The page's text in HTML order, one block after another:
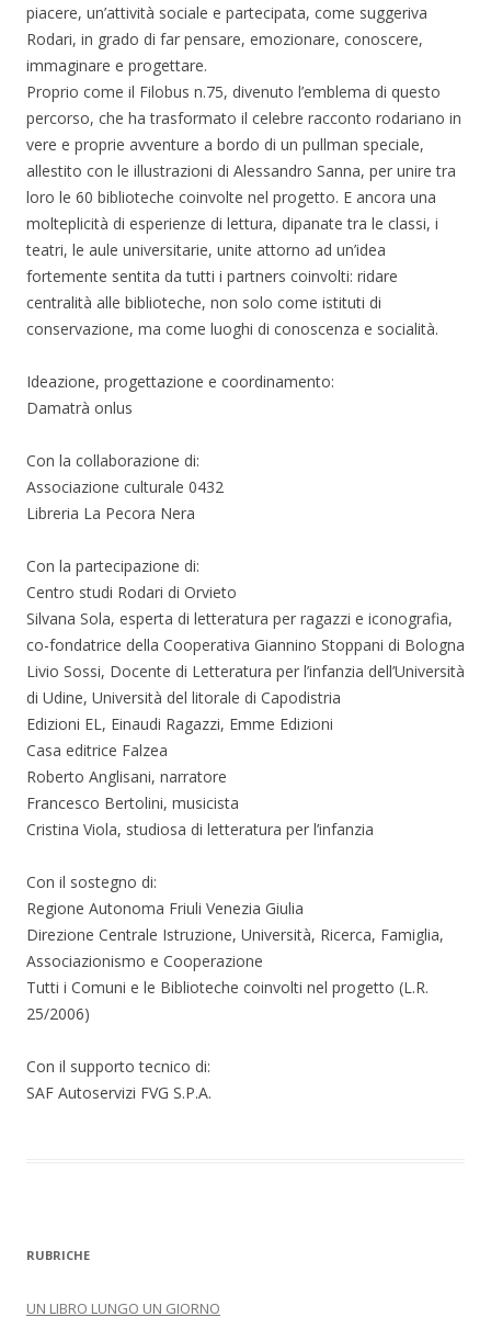
piacere, un’attività sociale e partecipata, come suggeriva
Rodari, in grado di far pensare, emozionare, conoscere,
immaginare e progettare.
Proprio come il Filobus n.75, divenuto l’emblema di questo
percorso, che ha trasformato il celebre racconto rodariano in
vere e proprie avventure a bordo di un pullman speciale,
allestito con le illustrazioni di Alessandro Sanna, per unire tra
loro le 60 biblioteche coinvolte nel progetto. E ancora una
molteplicità di esperienze di lettura, dipanate tra le classi, i
teatri, le aule universitarie, unite attorno ad un’idea
fortemente sentita da tutti i partners coinvolti: ridare
centralità alle biblioteche, non solo come istituti di
conservazione, ma come luoghi di conoscenza e socialità.
Ideazione, progettazione e coordinamento:
Damatrà onlus
Con la collaborazione di:
Associazione culturale 0432
Libreria La Pecora Nera
Con la partecipazione di:
Centro studi Rodari di Orvieto
Silvana Sola, esperta di letteratura per ragazzi e iconografia,
co-fondatrice della Cooperativa Giannino Stoppani di Bologna
Livio Sossi, Docente di Letteratura per l’infanzia dell’Università
di Udine, Università del litorale di Capodistria
Edizioni EL, Einaudi Ragazzi, Emme Edizioni
Casa editrice Falzea
Roberto Anglisani, narratore
Francesco Bertolini, musicista
Cristina Viola, studiosa di letteratura per l’infanzia
Con il sostegno di:
Regione Autonoma Friuli Venezia Giulia
Direzione Centrale Istruzione, Università, Ricerca, Famiglia,
Associazionismo e Cooperazione
Tutti i Comuni e le Biblioteche coinvolti nel progetto (L.R.
25/2006)
Con il supporto tecnico di:
SAF Autoservizi FVG S.P.A.
RUBRICHE
UN LIBRO LUNGO UN GIORNO